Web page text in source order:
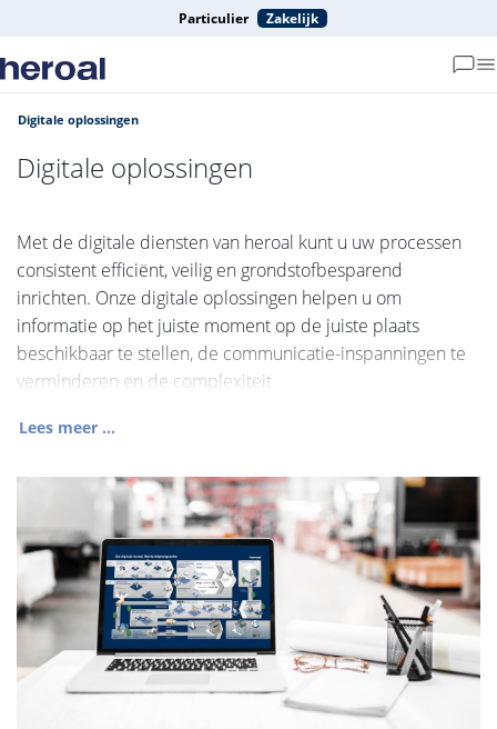
Particulier Zakelijk
Digitale oplossingen
Digitale oplossingen
Met de digitale diensten van heroal kunt u uw processen
consistent efficiënt, veilig en grondstofbesparend
inrichten. Onze digitale oplossingen helpen u om
informatie op het juiste moment op de juiste plaats
beschikbaar te stellen, de communicatie-inspanningen te
verminderen en de complexiteit
Lees meer ...